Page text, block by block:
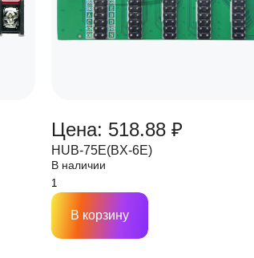
Цена: 518.88 ₽
HUB-75E(BX-6E)
В наличии
В корзину